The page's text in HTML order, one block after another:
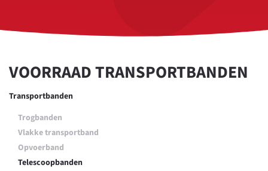
VOORRAAD TRANSPORTBANDEN
Transportbanden
Trogbanden
Vlakke transportband
Opvoerband
Telescoopbanden